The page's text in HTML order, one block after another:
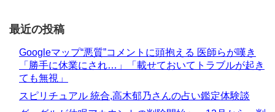
最近の投稿
Googleマップ“悪質”コメントに頭抱える 医師らが嘆き
「勝手に休業にされ…」「載せておいてトラブルが起き
ても無視」
スピリチュアル 統合,高木郁乃さんの占い鑑定体験談